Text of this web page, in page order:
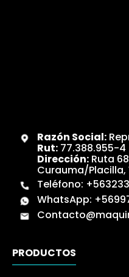
Razón Social:
Rut:77.388.955-4
Dirección:Ruta
Curauma/
Teléfono:
WhatsApp:
PRODUCTOS